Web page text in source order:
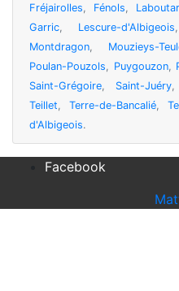
Fréjairolles, Fénols,
Garric, Lescure-d'Albigeois
Montdragon, Mouzieys-
Poulan-Pouzols, Puygouzon,
Saint-Grégoire, Saint-Juéry,
Teillet, Terre-de-Bancalié,
d'Albigeois.
Facebook